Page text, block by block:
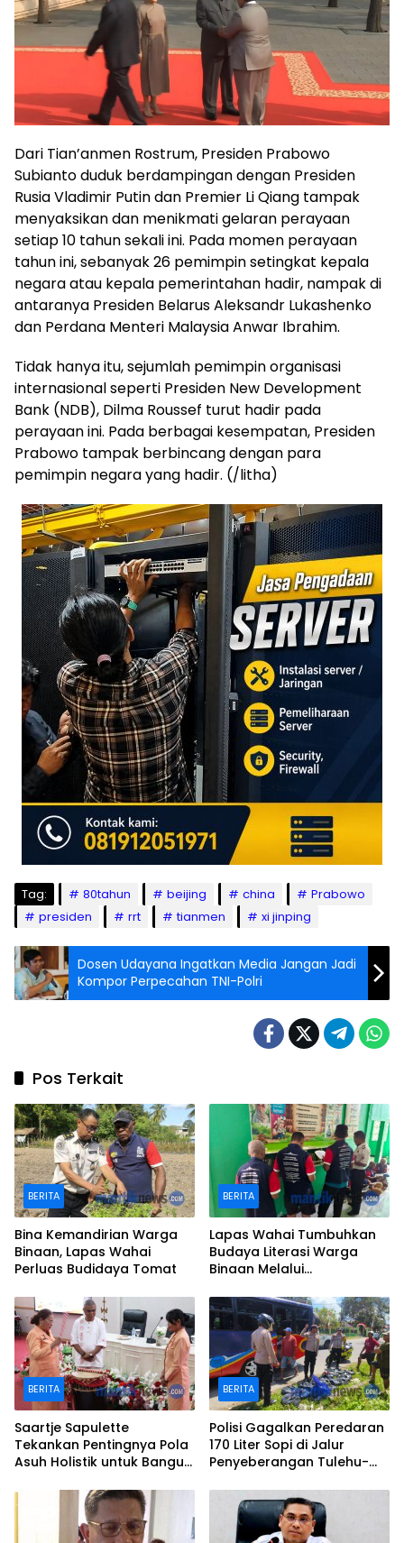
Dari Tian’anmen Rostrum, Presiden Prabowo
Subianto duduk berdampingan dengan Presiden
Rusia Vladimir Putin dan Premier Li Qiang tampak
menyaksikan dan menikmati gelaran perayaan
setiap 10 tahun sekali ini. Pada momen perayaan
tahun ini, sebanyak 26 pemimpin setingkat kepala
negara atau kepala pemerintahan hadir, nampak di
antaranya Presiden Belarus Aleksandr Lukashenko
dan Perdana Menteri Malaysia Anwar Ibrahim.
Tidak hanya itu, sejumlah pemimpin organisasi
internasional seperti Presiden New Development
Bank (NDB), Dilma Roussef turut hadir pada
perayaan ini. Pada berbagai kesempatan, Presiden
Prabowo tampak berbincang dengan para
pemimpin negara yang hadir. (/litha)
Tag: 80tahun beijing china
Prabowo
presiden
rrt tianmen xi jinping
Dosen Udayana Ingatkan Media Jangan Jadi
Kompor Perpecahan TNI-Polri
Pos Terkait
BERITA
Bina Kemandirian Warga
Binaan, Lapas Wahai
Perluas Budidaya Tomat
BERITA
Lapas Wahai Tumbuhkan
Budaya Literasi Warga
Binaan Melalui
BERITA
Saartje Sapulette
Tekankan Pentingnya Pola
Asuh Holistik untuk Bangun
BERITA
Polisi Gagalkan Peredaran
170 Liter Sopi di Jalur
Penyeberangan Tulehu-